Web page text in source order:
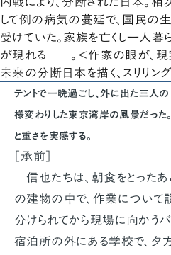
して例の病気の蔓延で、国民の
受けていた。家族を亡くし一人暮
が現れる――。＜作家の眼が、現
未来の分断日本を描く、スリリン
テントで一晩過ごし、外に出た三人
様変わりした東京湾岸の風景だった
と重さを実感する。
［承前］
信也たちは、朝食をとった
の建物の中で、作業について
分けられてから現場に向かうバ
宿泊所の外にある学校で、夕方